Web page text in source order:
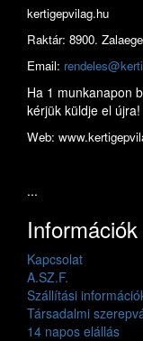
kertigepvilag.hu
Raktár: 8900.
Email:
Ha 1 munkanapon
kérjük küldje el újra!
Web:
...
Információk
Kapcsolat
A.SZ.F.
Szállítási
Társadalmi
14 napos elállás